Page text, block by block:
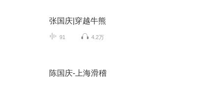
张国庆|穿越牛熊
91 4.2万
陈国庆-上海滑稽